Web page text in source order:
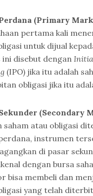
(Primary
pertama kali
untuk dijual
ini disebut dengan
(IPO) jika itu adalah
obligasi jika itu
(Secondary
saham atau obligasi
instrumen
di pasar
dengan bursa
bisa membeli dan
yang telah